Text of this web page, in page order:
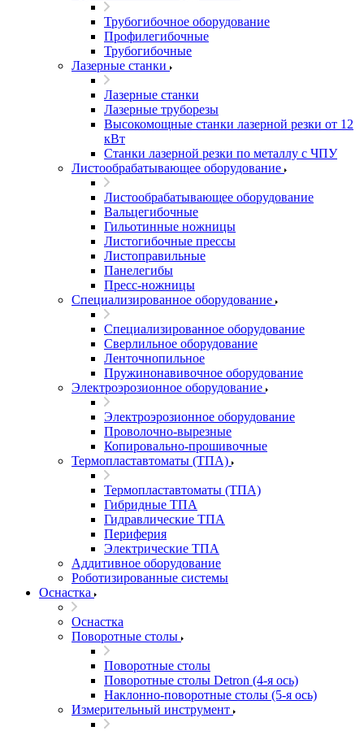
Трубогибочное оборудование
Профилегибочные
Трубогибочные
Лазерные станки
Лазерные станки
Лазерные труборезы
Высокомощные станки лазерной резки от 12
кВт
Станки лазерной резки по металлу с ЧПУ
Листообрабатывающее оборудование
Листообрабатывающее оборудование
Вальцегибочные
Гильотинные ножницы
Листогибочные прессы
Листоправильные
Панелегибы
Пресс-ножницы
Специализированное оборудование
Специализированное оборудование
Сверлильное оборудование
Ленточнопильное
Пружинонавивочное оборудование
Электроэрозионное оборудование
Электроэрозионное оборудование
Проволочно-вырезные
Копировально-прошивочные
Термопластавтоматы (ТПА)
Термопластавтоматы (ТПА)
Гибридные ТПА
Гидравлические ТПА
Периферия
Электрические ТПА
Аддитивное оборудование
Роботизированные системы
Оснастка
Оснастка
Поворотные столы
Поворотные столы
Поворотные столы Detron (4-я ось)
Наклонно-поворотные столы (5-я ось)
Измерительный инструмент